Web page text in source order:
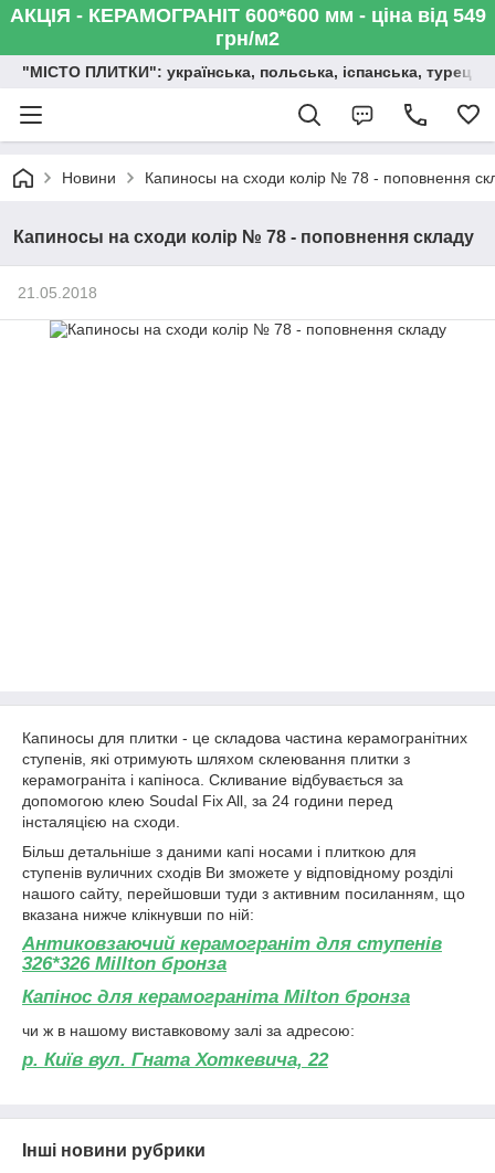
АКЦІЯ - КЕРАМОГРАНІТ 600*600 мм - ціна від 549
грн/м2
"МІСТО ПЛИТКИ": українська, польська, іспанська,
Новини Капиносы на сходи колір № 78 - поповнення
Капиносы на сходи колір № 78 - поповнення складу
21.05.2018
Капиносы для плитки - це складова частина керамогранітних
ступенів, які отримують шляхом склеювання плитки з
керамограніта і капіноса. Скливание відбувається за
допомогою клею Soudal Fix All, за 24 години перед
інсталяцією на сходи.
Більш детальніше з даними капі носами і плиткою для
ступенів вуличних сходів Ви зможете у відповідному розділі
нашого сайту, перейшовши туди з активним посиланням, що
вказана нижче клікнувши по ній:
Антиковзаючий керамограніт для ступенів
326*326 Millton бронза
Капінос для керамограніта Milton бронза
чи ж в нашому виставковому залі за адресою:
р. Київ вул. Гната Хоткевича, 22
Інші новини рубрики